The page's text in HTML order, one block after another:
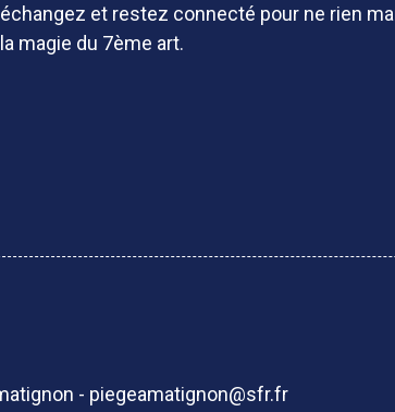
et restez connecté pour ne rien
magie du 7ème art.
- piegeamatignon@sfr.fr